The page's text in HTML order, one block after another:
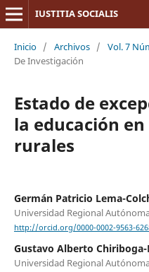
IUSTITIA SOCIALIS
Inicio / Archivos / Vol. 7
De Investigación
Estado de
la educación
rurales
Germán Patricio Lema-
Universidad Regional
http://orcid.org/0000-0002-9563-
Gustavo Alberto
Universidad Regional